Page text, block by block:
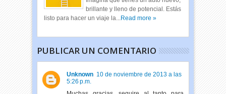
brillante y lleno de potencial. Estás
listo para hacer un viaje la... Read more »
PUBLICAR UN COMENTARIO
Unknown 10 de noviembre de 2013 a las
5:26 p.m.